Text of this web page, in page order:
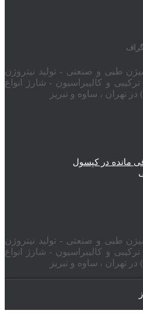
طبی و صنعتی - تولید نیتروژن
و کالیبراسیون - شارژ انواع
تهران ، ساوه و تبریز
مانده در کپسول
طبی و صنعتی - تولید نیتروژن
و کالیبراسیون - شارژ انواع
تهران ، ساوه و تبریز